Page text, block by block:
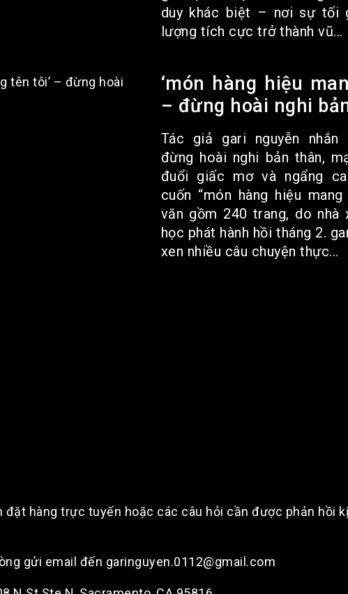
duy khác biệt – nơi sự tối
lượng tích cực trở thành vũ...
‘món hàng hiệu
– đừng hoài nghi
Tác giả gari nguyễn nhắn
đừng hoài nghi bản thân,
đuổi giấc mơ và ngẩng
cuốn “món hàng hiệu
văn gồm 240 trang, do nhà
học phát hành hồi tháng 2.
xen nhiều câu chuyện thực...
hàng trực tuyến hoặc các câu hỏi cần được phản hồi
gửi email đến garinguyen.0112@gmail.com